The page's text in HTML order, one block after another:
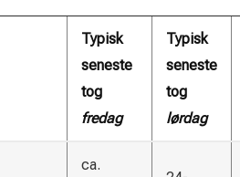
Typisk
seneste
tog
fredag
Typisk
seneste
tog
lørdag
ca.